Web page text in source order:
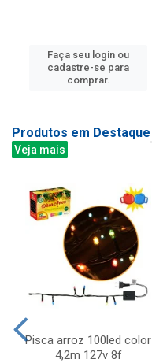
Faça seu login ou
cadastre-se para
comprar.
Produtos em Destaque
Veja mais
Pisca arroz 100led color
4,2m 127v 8f